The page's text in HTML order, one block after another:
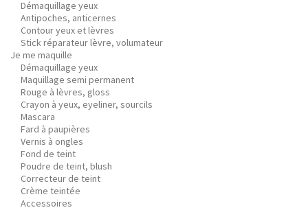
Démaquillage yeux
Antipoches, anticernes
Contour yeux et lèvres
Stick réparateur lèvre, volumateur
Je me maquille
Démaquillage yeux
Maquillage semi permanent
Rouge à lèvres, gloss
Crayon à yeux, eyeliner, sourcils
Mascara
Fard à paupières
Vernis à ongles
Fond de teint
Poudre de teint, blush
Correcteur de teint
Crème teintée
Accessoires